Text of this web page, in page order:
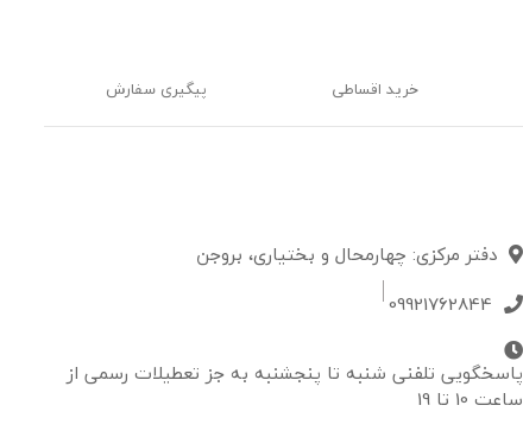
خرید اقساطی پیگیری سفارش
دفتر مرکزی: چهارمحال و بختیاری، بروجن
09921762844
پاسخگویی تلفنی شنبه تا پنجشنبه به جز تعطیلات رسمی از
ساعت 10 تا 19